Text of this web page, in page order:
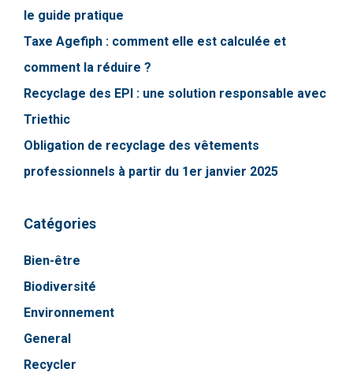
le guide pratique
Taxe Agefiph : comment elle est calculée et
comment la réduire ?
Recyclage des EPI : une solution responsable avec
Triethic
Obligation de recyclage des vêtements
professionnels à partir du 1er janvier 2025
Catégories
Bien-être
Biodiversité
Environnement
General
Recycler